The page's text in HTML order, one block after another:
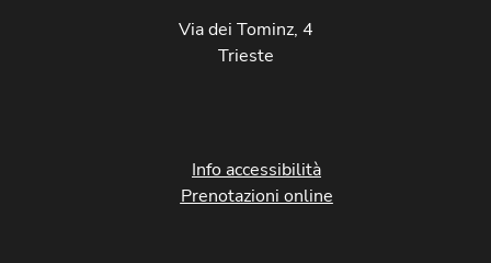
Via dei Tominz, 4
Trieste
Info accessibilità
Prenotazioni online